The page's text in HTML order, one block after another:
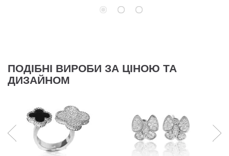
ПОДІБНІ ВИРОБИ ЗА ЦІНОЮ ТА
ДИЗАЙНОМ